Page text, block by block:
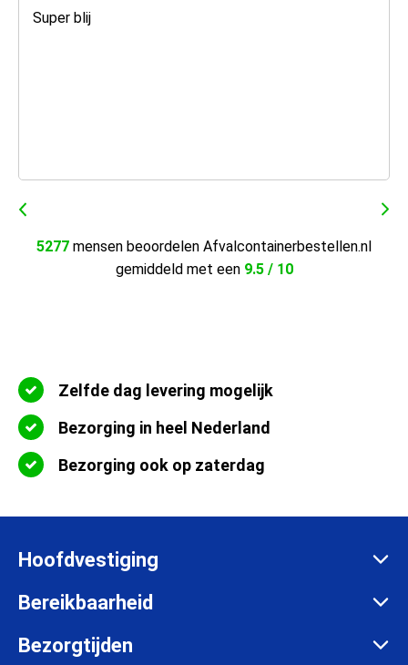
Super blij
5277 mensen beoordelen Afvalcontainerbestellen.nl
gemiddeld met een 9.5 / 10
Zelfde dag levering mogelijk
Bezorging in heel Nederland
Bezorging ook op zaterdag
Hoofdvestiging
Zadelmakersstraat 26
info@afvalcontainerbestellen.nl
Bereikbaarheid
Maandag t/m vrijdag:
Bezorgtijden